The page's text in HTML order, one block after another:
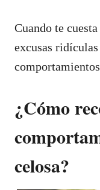
Cuando te
excusas
¿Cómo
celosa?